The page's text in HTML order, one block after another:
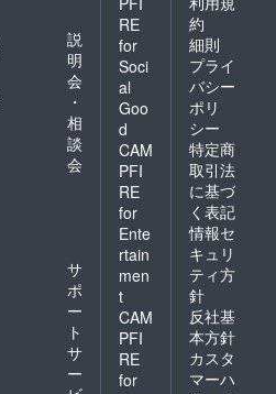
説
明
会
・
相
談
会
サ
ポ
ー
ト
サ
ー
RE
for
Soci
al
Goo
d
CAM
PFI
RE
for
Ente
rtain
men
t
CAM
PFI
RE
for
約
細則
プライ
バシー
ポリ
シー
特定商
取引法
に基づ
く表記
情報セ
キュリ
ティ方
針
反社基
本方針
カスタ
マーハ